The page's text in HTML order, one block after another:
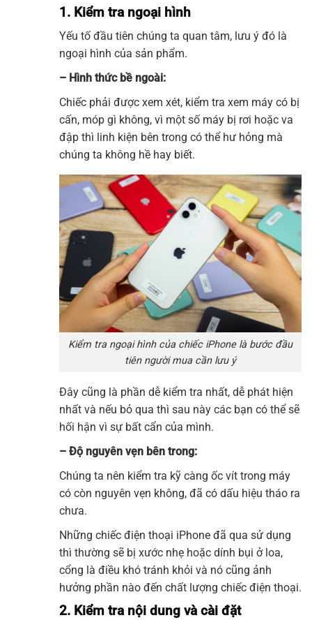
1. Kiểm tra ngoại hình
Yếu tố đầu tiên chúng ta quan tâm, lưu ý đó là
ngoại hình của sản phẩm.
– Hình thức bề ngoài:
Chiếc phải được xem xét, kiểm tra xem máy có bị
cấn, móp gì không, vì một số máy bị rơi hoặc va
đập thì linh kiện bên trong có thể hư hỏng mà
chúng ta không hề hay biết.
Kiểm tra ngoại hình của chiếc iPhone là bước đầu
tiên người mua cần lưu ý
Đây cũng là phần dễ kiểm tra nhất, dễ phát hiện
nhất và nếu bỏ qua thì sau này các bạn có thể sẽ
hối hận vì sự bất cẩn của mình.
– Độ nguyên vẹn bên trong:
Chúng ta nên kiểm tra kỹ càng ốc vít trong máy
có còn nguyên vẹn không, đã có dấu hiệu tháo ra
chưa.
Những chiếc điện thoại iPhone đã qua sử dụng
thì thường sẽ bị xước nhẹ hoặc dính bụi ở loa,
cổng là điều khó tránh khỏi và nó cũng ảnh
hưởng phần nào đến chất lượng chiếc điện thoại.
2. Kiểm tra nội dung và cài đặt